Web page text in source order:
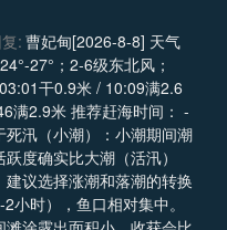
: 曹妃甸[2026-8-8] 天气
27°；2-6级东北风；
干0.9米 / 10:09满2.6
满2.9米 推荐赶海时间： -
汛（小潮）：小潮期间潮
度确实比大潮（活汛）
议选择涨潮和落潮的转换
小时），鱼口相对集中。